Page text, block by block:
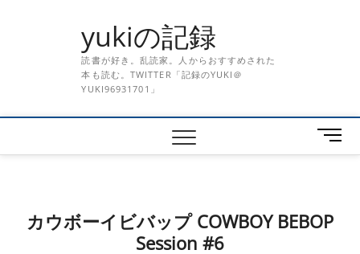
yukiの記録
読書が好き。乱読家。人からおすすめされた
本も読む。TWITTER「記録のYUKI＠
YUKI96931701」
メ
ニ
タ
カウボーイビバップ COWBOY BEBOP
Session #6